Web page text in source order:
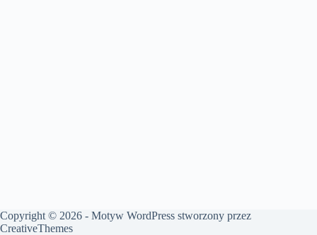
Copyright © 2026 - Motyw WordPress stworzony przez
CreativeThemes